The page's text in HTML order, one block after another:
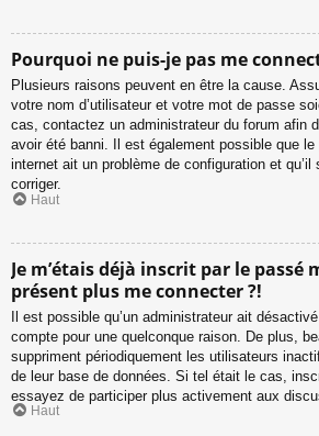
Pourquoi ne puis-je pas me
Plusieurs raisons peuvent en être la cause.
votre nom d’utilisateur et votre mot de passe
cas, contactez un administrateur du forum afin
avoir été banni. Il est également possible que le
internet ait un problème de configuration et
corriger.
Haut
Je m’étais déjà inscrit par le passé
présent plus me connecter ?!
Il est possible qu’un administrateur ait
compte pour une quelconque raison. De plus,
suppriment périodiquement les utilisateurs
de leur base de données. Si tel était le cas,
essayez de participer plus activement aux
Haut